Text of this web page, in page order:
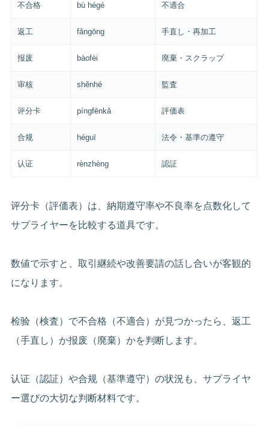
不合格 bù hégé 不適合
返工 fǎngōng 手直し・再加工
报废 bàofèi 廃棄・スクラップ
审核 shěnhé 監査
评分卡 píngfēnkǎ 評価表
合规 héguī 法令・基準の遵守
认证 rènzhèng 認証
评分卡（評価表）は、納期遵守率や不良率を点数化して
サプライヤーを比較する道具です。
数値で示すと、取引継続や改善要請の話し合いが客観的
になります。
检验（検査）で不合格（不適合）が見つかったら、返工
（手直し）か报废（廃棄）かを判断します。
认证（認証）や合规（基準遵守）の状況も、サプライヤ
ー選びの大切な判断材料です。